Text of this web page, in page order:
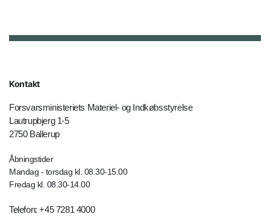
Kontakt
Forsvarsministeriets Materiel- og Indkøbsstyrelse
Lautrupbjerg 1-5
2750 Ballerup
Åbningstider
Mandag - torsdag kl. 08.30-15.00
Fredag kl. 08.30-14.00
Telefon: +45 7281 4000